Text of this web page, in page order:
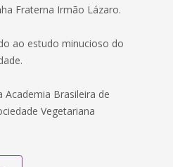
Fraterna Irmão Lázaro.
ao estudo minucioso do
Brasileira de
Vegetariana